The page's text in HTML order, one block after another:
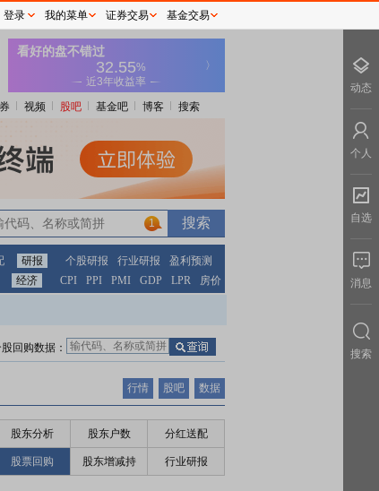
视频 股吧 基金吧 博客 搜索
1
研报 个股研报 行业研报
盈利预测
经济 CPI PPI PMI GDP LPR 房价
回购数据：
行情 股吧 数据
股东分析 股东户数 分红送配
股票回购 股东增减持 行业研报
登录 我的菜单 证券交易 基金交易
动态
个人
自选
消息
搜索